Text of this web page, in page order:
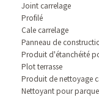
Joint carrelage
Profilé
Cale carrelage
Panneau de
Produit d'étanchéité
Plot terrasse
Produit de nettoyage
Nettoyant pour